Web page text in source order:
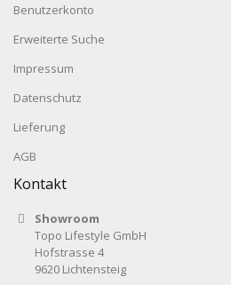
Benutzerkonto
Erweiterte Suche
Impressum
Datenschutz
Lieferung
AGB
Kontakt
Showroom
Topo Lifestyle GmbH
Hofstrasse 4
9620 Lichtensteig